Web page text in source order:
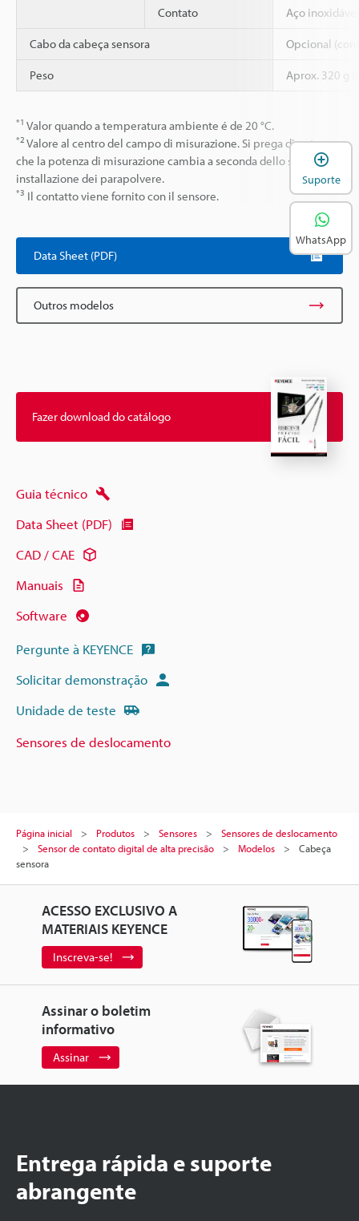
Contato Aço
Cabo da cabeça sensora Opcional
Peso Aprox. 320 g
*1 Valor quando a temperatura ambiente é de 20 °C.
*2 Valore al centro del campo di misurazione. Si prega di notare
che la potenza di misurazione cambia a seconda dello stato di
installazione dei parapolvere.
*3 Il contatto viene fornito con il sensore.
Data Sheet (PDF)
Outros modelos
Fazer download do catálogo
Guia técnico
Data Sheet (PDF)
CAD / CAE
Manuais
Software
Pergunte à KEYENCE
Solicitar demonstração
Unidade de teste
Sensores de deslocamento
Página inicial Produtos Sensores
Sensores de deslocamento
Sensor de contato digital de alta precisão
Modelos
Cabeça
sensora
ACESSO EXCLUSIVO A
MATERIAIS KEYENCE
Inscreva-se!
Assinar o boletim
informativo
Assinar
Entrega rápida e suporte
abrangente
Suporte
WhatsApp